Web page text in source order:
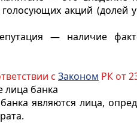
акций (долей
— наличие
с Законом РК от
банка
являются лица,